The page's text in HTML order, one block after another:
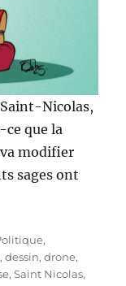
Saint-Nicolas,
que la
modifier
sages ont
,dessin,drone,
,Saint Nicolas,